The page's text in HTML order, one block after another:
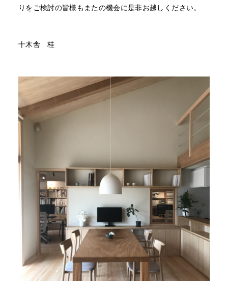
りをご検討の皆様もまたの機会に是非お越しください。
十木舎 桂